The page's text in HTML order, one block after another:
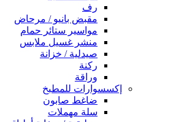
رف
مقبض بانيو / مرحاض
مواسير ستائر حمام
منشر غسيل ملابس
صيدلية / خزانة
ركنة
وراقة
إكسسوارات للمطبخ
ضاغط صابون
سلة مهملات